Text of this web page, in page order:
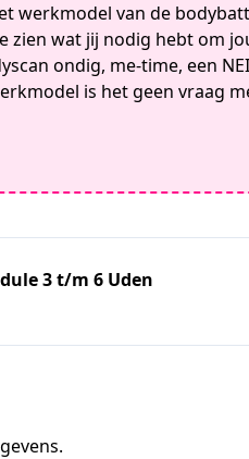
werkmodel van de
zien wat jij nodig hebt om
ondig, me-time, een
is het geen vraag
3 t/m 6 Uden